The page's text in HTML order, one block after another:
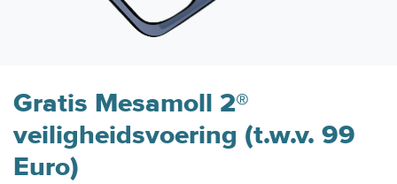
Gratis Mesamoll 2®
veiligheidsvoering (t.w.v. 99
Euro)